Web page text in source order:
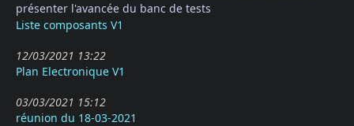
présenter l'avancée du banc de tests
Liste composants V1
12/03/2021 13:22
Plan Electronique V1
03/03/2021 15:12
réunion du 18-03-2021